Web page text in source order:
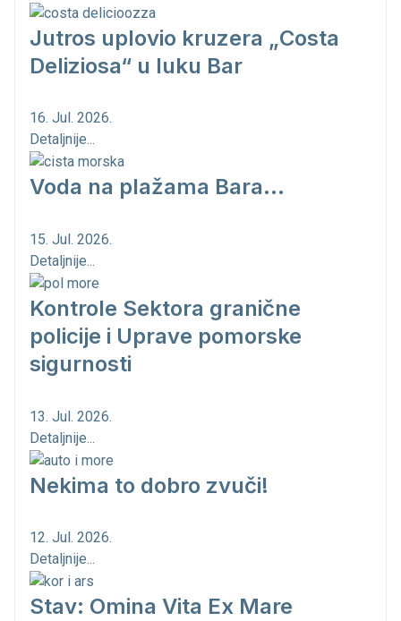
Jutros uplovio kruzera „Costa
Deliziosa“ u luku Bar
16. Jul. 2026.
Detaljnije...
Voda na plažama Bara...
15. Jul. 2026.
Detaljnije...
Kontrole Sektora granične
policije i Uprave pomorske
sigurnosti
13. Jul. 2026.
Detaljnije...
Nekima to dobro zvuči!
12. Jul. 2026.
Detaljnije...
Stav: Omina Vita Ex Mare